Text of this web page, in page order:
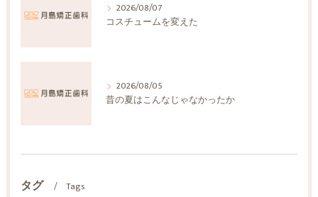
2026/08/07
コスチュームを変えた
2026/08/05
昔の夏はこんなじゃなかったか
タグ Tags